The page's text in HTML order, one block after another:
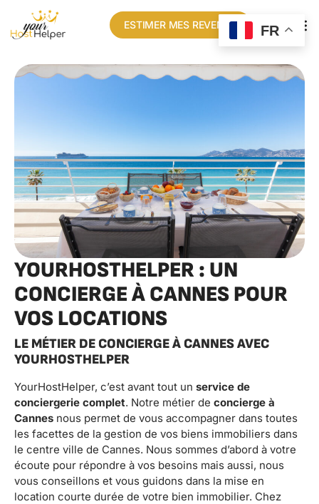
ESTIMER MES REVENUS
YOURHOSTHELPER : UN
CONCIERGE À CANNES POUR
VOS LOCATIONS
LE MÉTIER DE CONCIERGE À CANNES AVEC
YOURHOSTHELPER
YourHostHelper, c’est avant tout un service de
conciergerie complet. Notre métier de concierge à
Cannes nous permet de vous accompagner dans toutes
les facettes de la gestion de vos biens immobiliers dans
le centre ville de Cannes. Nous sommes d’abord à votre
écoute pour répondre à vos besoins mais aussi, nous
vous conseillons et vous guidons dans la mise en
location courte durée de votre bien immobilier. Chez
FR